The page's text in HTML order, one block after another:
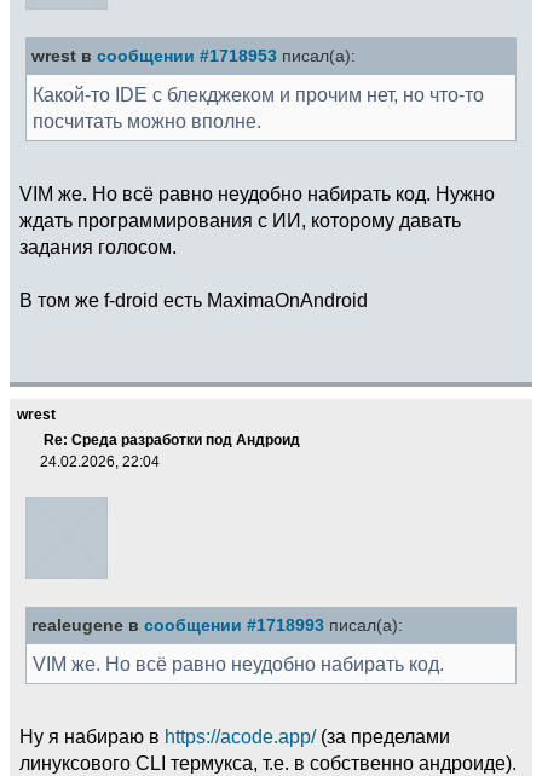
wrest в сообщении #1718953 писал(а):
Какой-то IDE с блекджеком и прочим нет, но что-то
посчитать можно вполне.
VIM же. Но всё равно неудобно набирать код. Нужно
ждать программирования с ИИ, которому давать
задания голосом.
В том же f-droid есть MaximaOnAndroid
wrest
Re: Среда разработки под Андроид
24.02.2026, 22:04
realeugene в сообщении #1718993 писал(а):
VIM же. Но всё равно неудобно набирать код.
Ну я набираю в https://acode.app/(за пределами
линуксового CLI термукса, т.е. в собственно андроиде).